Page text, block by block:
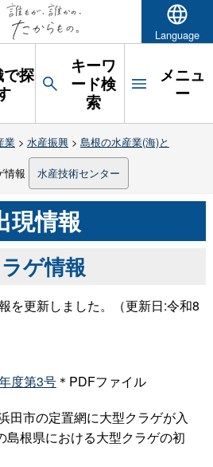
Language
探
キーワ
ード検
索
メニュ
ー
業> 水産振興> 島根の水産業(海)と
情報 水産技術センター
現情報
ゲ情報
を更新しました。（更新日:令和8
度第3号＊PDFファイル
田市の定置網に大型クラゲが入
島根県における大型クラゲの初